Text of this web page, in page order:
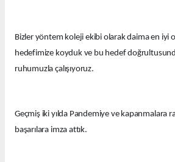
Bizler yöntem koleji ekibi olarak daima en iyi
hedefimize koyduk ve bu hedef
ruhumuzla çalışıyoruz.
Geçmiş iki yılda Pandemiye ve kapanmalara
başarılara imza attık.